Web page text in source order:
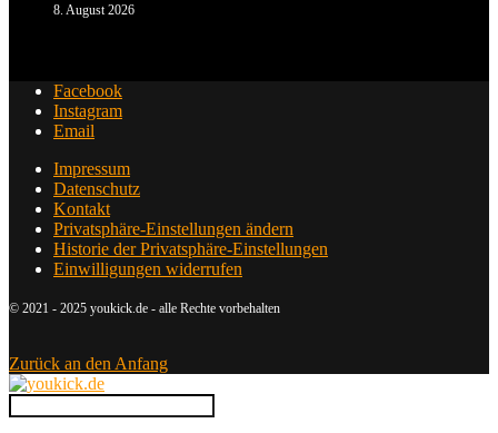
8. August 2026
Facebook
Instagram
Email
Impressum
Datenschutz
Kontakt
Privatsphäre-Einstellungen ändern
Historie der Privatsphäre-Einstellungen
Einwilligungen widerrufen
© 2021 - 2025 youkick.de - alle Rechte vorbehalten
Zurück an den Anfang